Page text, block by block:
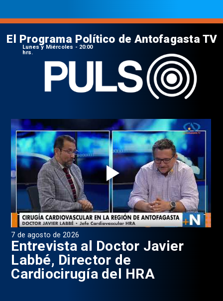
7 de agosto de 2026
Entrevista al Doctor Javier
Labbé, Director de
Cardiocirugía del HRA
El Programa Político de Antofagasta TV
Lunes y Miércoles - 20:00
hrs.